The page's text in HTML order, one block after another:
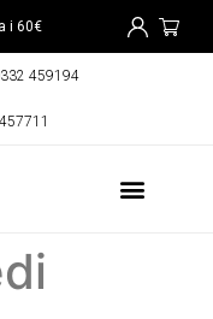
i 60€
459194